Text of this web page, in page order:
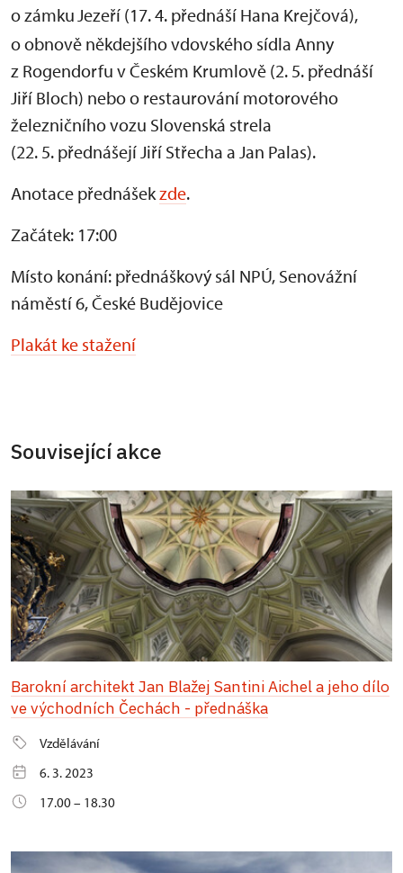
o zámkuJezeří (17. 4. přednáší Hana Krejčová),
o obnově někdejšího vdovského sídla Anny
z Rogendorfu v Českém Krumlově (2. 5. přednáší
Jiří Bloch) nebo o restaurování motorového
železničního vozu Slovenská strela
(22. 5. přednášejí Jiří Střecha a Jan Palas).
Anotace přednášekzde.
Začátek: 17:00
Místo konání: přednáškový sál NPÚ, Senovážní
náměstí 6, České Budějovice
Plakát ke stažení
Související akce
Barokní architekt Jan Blažej Santini Aichel a jeho dílo
ve východních Čechách - přednáška
Vzdělávání
6. 3. 2023
17.00 – 18.30